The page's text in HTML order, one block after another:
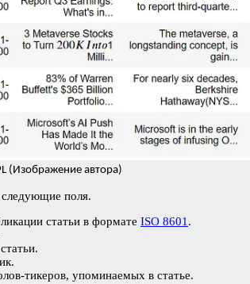
(Изображение автора)
поля.
статьи в формате ISO 8601 .
тикеров, упоминаемых в статье.